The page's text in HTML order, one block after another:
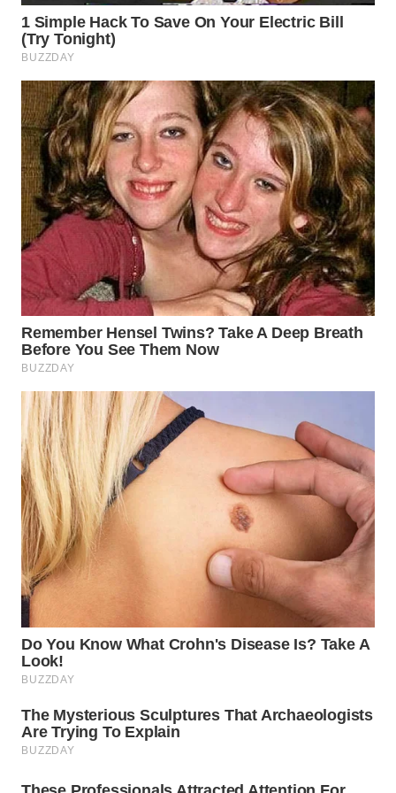
BINJAI
WN
CIREBON
WN
INDRAMAYU
WN
KUNINGAN
WN
MAJALENGKA
WN
SUBANG
WN
SUKABUMI
WN
PURWAKARTA
WN
PRIANGAN
TIMUR
SEMARANG
WN
WN
BOROBUDUR